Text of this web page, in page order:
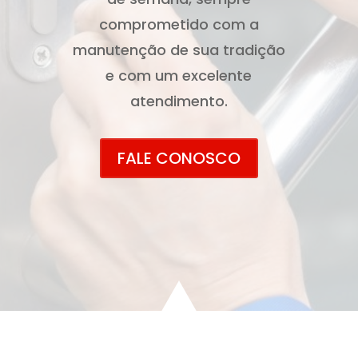
comprometido com a
manutenção de sua tradição
e com um excelente
atendimento.
FALE CONOSCO